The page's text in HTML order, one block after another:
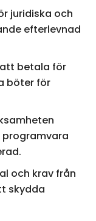
juridiska och
efterlevnad
betala för
böter för
och krav från
skydda